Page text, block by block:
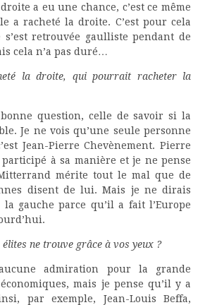
a eu une chance, c’est ce même
a racheté la droite. C’est pour cela
retrouvée gaulliste pendant de
cela n’a pas duré…
la droite, qui pourrait racheter la
question, celle de savoir si la
Je ne vois qu’une seule personne
Jean-Pierre Chevènement. Pierre
à sa manière et je ne pense
mérite tout le mal que de
disent de lui. Mais je ne dirais
gauche parce qu’il a fait l’Europe
ne trouve grâce à vos yeux ?
admiration pour la grande
mais je pense qu’il y a
par exemple, Jean-Louis Beffa,